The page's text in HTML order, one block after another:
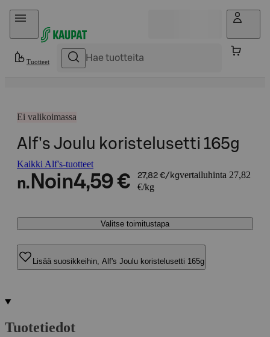
Hyppää sisältöön
Tuotteet
Ei valikoimassa
Alf's Joulu koristelusetti 165g
Kaikki Alf's-tuotteet
n. Noin4,59 € 27,82 €/kgvertailuhinta 27,82
€/kg
Valitse toimitustapa
Lisää suosikkeihin, Alf's Joulu koristelusetti 165g
Tuotetiedot